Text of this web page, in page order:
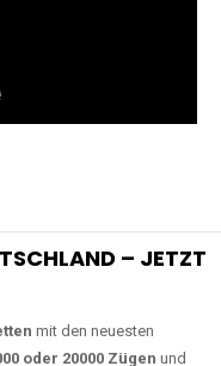
– JETZT
mit den neuesten
oder 20000 Zügen und